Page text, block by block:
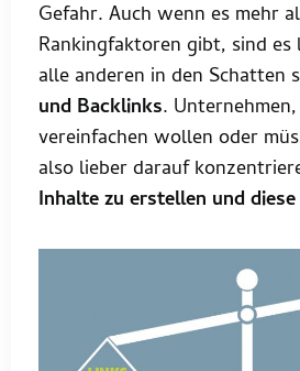
Gefahr. Auch wenn es mehr
Rankingfaktoren gibt, sind
alle anderen in den Schatten
und Backlinks.
vereinfachen wollen oder
also lieber darauf
Inhalte zu erstellen und